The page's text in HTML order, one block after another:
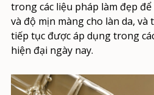
trong các liệu pháp làm đẹp
và độ mịn màng cho làn da,
tiếp tục được áp dụng trong
hiện đại ngày nay.